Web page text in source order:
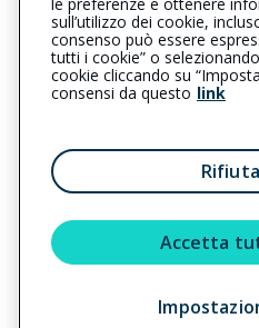
L’intermediario è soggetto al
Registro RUI al seguentelink
Privacy | Cookie |
Reclami
| Note
Copyright © 2023 - Cattolica
Generali Italia S.p.A. - Partita IVA del
sull’utilizzo dei cookie,
consenso può essere
tutti i cookie” o
cookie cliccando su
consensi da questo link
Accetta